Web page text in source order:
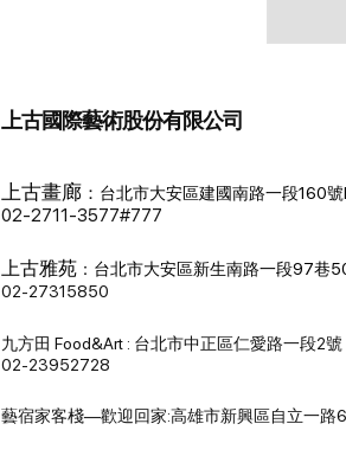
上古國際藝術股份有限公司
上古畫廊 ： 台北市大安區建國南路一段160號
02-2711-3577#777
上古雅苑 ： 台北市大安區新生南路一段97巷
02-27315850
九方田 Food&Art : 台北市中正區仁愛路一段2號
02-23952728
藝宿家客棧—歡迎回家:高雄市新興區自立一路